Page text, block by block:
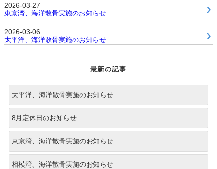
2026-03-27
東京湾、海洋散骨実施のお知らせ
2026-03-06
太平洋、海洋散骨実施のお知らせ
最新の記事
太平洋、海洋散骨実施のお知らせ
8月定休日のお知らせ
東京湾、海洋散骨実施のお知らせ
相模湾、海洋散骨実施のお知らせ